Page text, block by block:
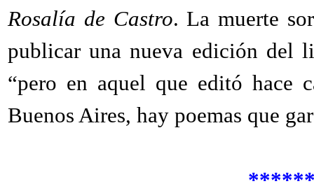
Rosalía de Castro. La muerte
publicar una nueva edición del
“pero en aquel que editó hace
Buenos Aires, hay poemas que